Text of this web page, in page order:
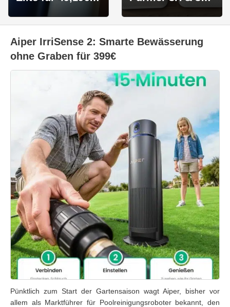
54,39€ (Premium
Luftreiniger
79€ direkt von
Aiper IrriSense 2: Smarte Bewässerung
ohne Graben für 399€
Pünktlich zum Start der Gartensaison wagt Aiper, bisher vor
allem als Marktführer für Poolreinigungsroboter bekannt, den